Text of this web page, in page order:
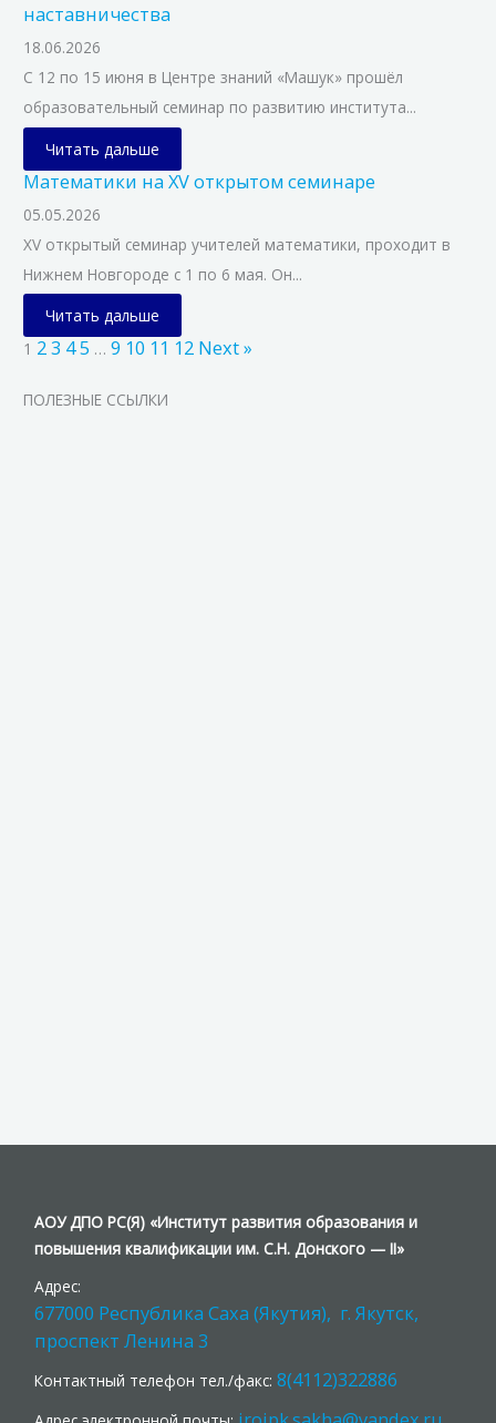
наставничества
18.06.2026
С 12 по 15 июня в Центре знаний «Машук» прошёл
образовательный семинар по развитию института...
Читать дальше
Математики на XV открытом семинаре
05.05.2026
XV открытый семинар учителей математики, проходит в
Нижнем Новгороде с 1 по 6 мая. Он...
Читать дальше
1 23 45 … 9 10 11 12 Next »
ПОЛЕЗНЫЕ ССЫЛКИ
АОУ ДПО РС(Я) «Институт развития образования и
повышения квалификации им. С.Н. Донского — II»
Адрес:
677000 Республика Саха (Якутия), г. Якутск,
проспект Ленина 3
Контактный телефон тел./факс:8(4112)322886